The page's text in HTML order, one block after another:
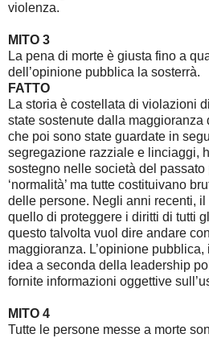
violenza.
MITO 3
La pena di morte è giusta fino a
dell’opinione pubblica la sosterrà.
FATTO
La storia è costellata di violazioni
state sostenute dalla maggioranza
che poi sono state guardate in
segregazione razziale e linciaggi,
sostegno nelle società del
‘normalità’ ma tutte costituivano
delle persone. Negli anni recenti,
quello di proteggere i diritti di tutti
questo talvolta vuol dire andare
maggioranza. L’opinione
idea a seconda della leadership
fornite informazioni oggettive
MITO 4
Tutte le persone messe a morte